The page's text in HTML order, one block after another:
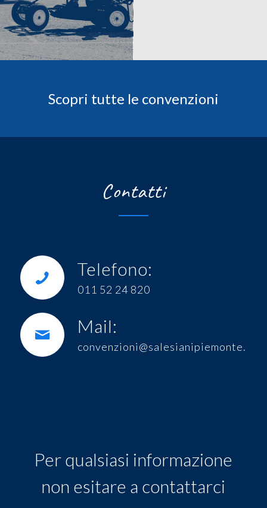
Scopri tutte le convenzioni
Contatti
Telefono:
011 52 24 820
Mail:
convenzioni@salesianipiemonte.it
Per qualsiasi informazione
non esitare a contattarci